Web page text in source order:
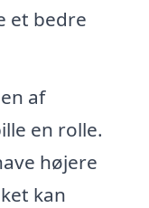
et bedre
af
en rolle.
højere
kan